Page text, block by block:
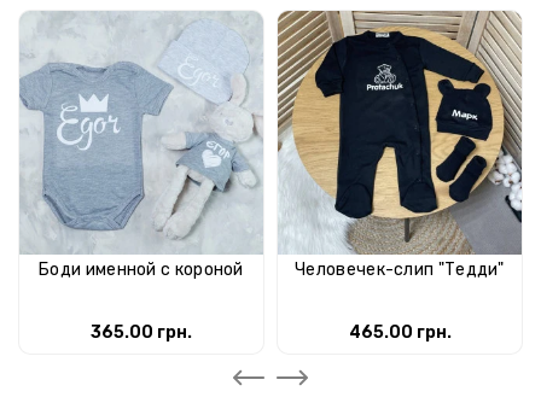
Боди именной с короной
365.00 грн.
Человечек-слип "Тедди"
465.00 грн.